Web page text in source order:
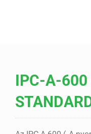
IPC-A-600